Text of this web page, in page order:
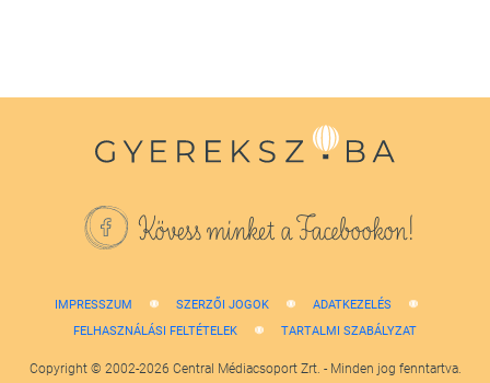
Kövess minket a Facebookon!
IMPRESSZUM SZERZŐI JOGOK
ADATKEZELÉS
FELHASZNÁLÁSI FELTÉTELEK
TARTALMI SZABÁLYZAT
Copyright © 2002-2026 Central Médiacsoport Zrt. - Minden jog fenntartva.